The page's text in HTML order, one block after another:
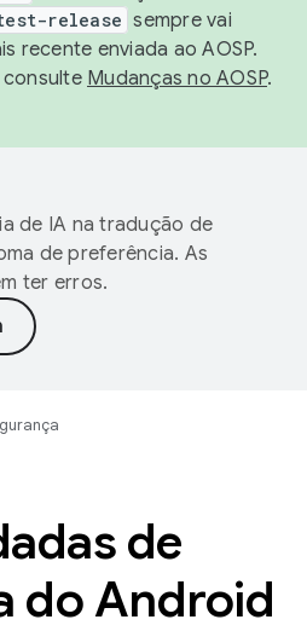
release sempre vai
recente enviada ao AOSP.
consulte Mudanças no AOSP.
de IA na tradução de
de preferência. As
ter erros.
de
do Android